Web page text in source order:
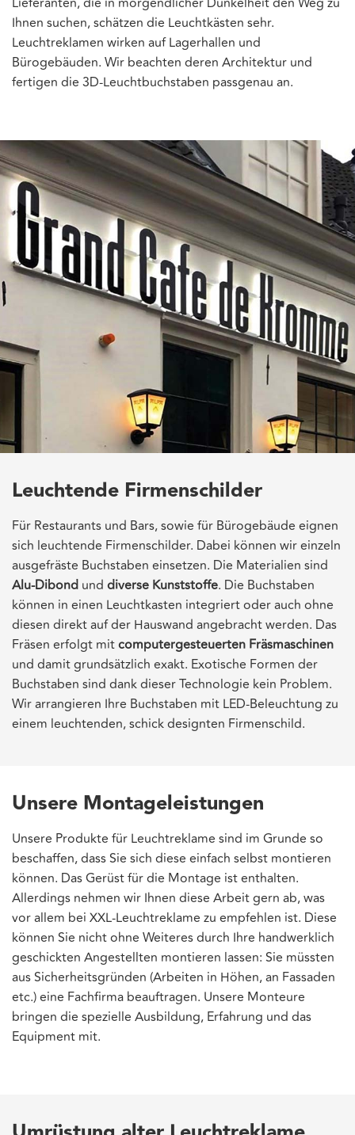
Ihnen suchen, schätzen die Leuchtkästen sehr.
Leuchtreklamen wirken auf Lagerhallen und
Bürogebäuden. Wir beachten deren Architektur und
fertigen die 3D-Leuchtbuchstaben passgenau an.
Leuchtende Firmenschilder
Für Restaurants und Bars, sowie für Bürogebäude eignen
sich leuchtende Firmenschilder. Dabei können wir einzeln
ausgefräste Buchstaben einsetzen. Die Materialien sind
Alu-Dibond und diverse Kunststoffe. Die Buchstaben
können in einen Leuchtkasten integriert oder auch ohne
diesen direkt auf der Hauswand angebracht werden. Das
Fräsen erfolgt mitcomputergesteuerten Fräsmaschinen
und damit grundsätzlich exakt. Exotische Formen der
Buchstaben sind dank dieser Technologie kein Problem.
Wir arrangieren Ihre Buchstaben mit LED-Beleuchtung zu
einem leuchtenden, schick designten Firmenschild.
Unsere Montageleistungen
Unsere Produkte für Leuchtreklame sind im Grunde so
beschaffen, dass Sie sich diese einfach selbst montieren
können. Das Gerüst für die Montage ist enthalten.
Allerdings nehmen wir Ihnen diese Arbeit gern ab, was
vor allem bei XXL-Leuchtreklame zu empfehlen ist. Diese
können Sie nicht ohne Weiteres durch Ihre handwerklich
geschickten Angestellten montieren lassen: Sie müssten
aus Sicherheitsgründen (Arbeiten in Höhen, an Fassaden
etc.) eine Fachfirma beauftragen. Unsere Monteure
bringen die spezielle Ausbildung, Erfahrung und das
Equipment mit.